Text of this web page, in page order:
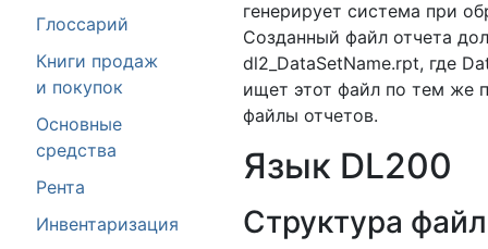
Глоссарий
Книги продаж
и покупок
Основные
средства
Рента
Инвентаризация
генерирует система при
Созданный файл отчета
dl2_DataSetName.rpt, где
ищет этот файл по тем же
файлы отчетов.
Язык DL200
Структура